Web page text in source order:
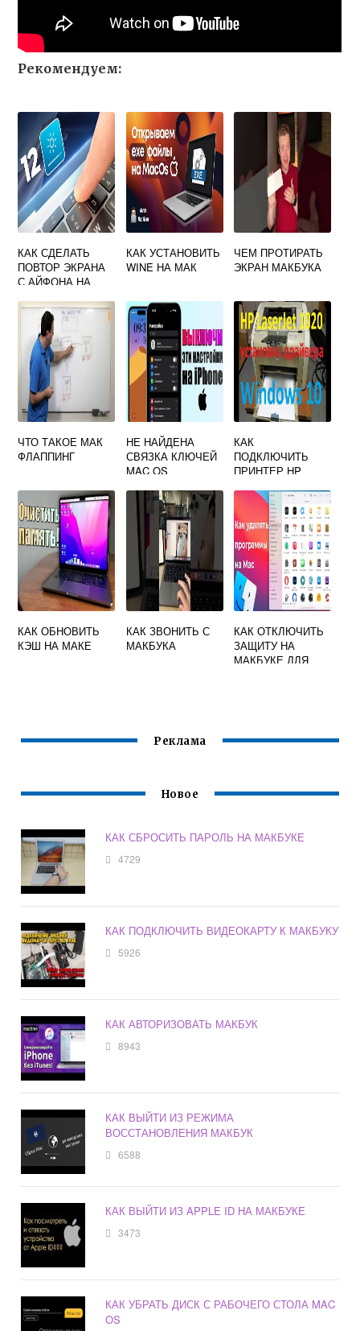
Рекомендуем:
КАК СДЕЛАТЬ
ПОВТОР ЭКРАНА
С АЙФОНА НА
КАК УСТАНОВИТЬ
WINE НА МАК
ЧЕМ ПРОТИРАТЬ
ЭКРАН МАКБУКА
ЧТО ТАКОЕ МАК
ФЛАППИНГ
НЕ НАЙДЕНА
СВЯЗКА КЛЮЧЕЙ
MAC OS
КАК
ПОДКЛЮЧИТЬ
ПРИНТЕР HP
МАКБУКУ
КАК ОБНОВИТЬ
КЭШ НА МАКЕ
КАК ЗВОНИТЬ С
МАКБУКА
КАК ОТКЛЮЧИТЬ
ЗАЩИТУ НА
МАКБУКЕ ДЛЯ
Реклама
Новое
КАК СБРОСИТЬ ПАРОЛЬ НА МАКБУКЕ
4729
КАК ПОДКЛЮЧИТЬ ВИДЕОКАРТУ К МАКБУКУ
5926
КАК АВТОРИЗОВАТЬ МАКБУК
8943
КАК ВЫЙТИ ИЗ РЕЖИМА
ВОССТАНОВЛЕНИЯ МАКБУК
6588
КАК ВЫЙТИ ИЗ APPLE ID НА МАКБУКЕ
3473
КАК УБРАТЬ ДИСК С РАБОЧЕГО СТОЛА MAC
OS